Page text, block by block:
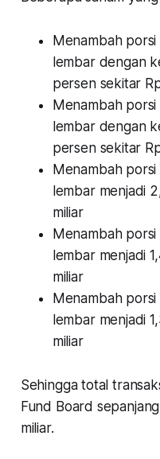
Menambah
lembar dengan
persen sekitar
Menambah
lembar dengan
persen sekitar
Menambah
lembar menjadi
miliar
Menambah
lembar menjadi
miliar
Menambah porsi
lembar menjadi
miliar
Sehingga total
Fund Board
miliar.